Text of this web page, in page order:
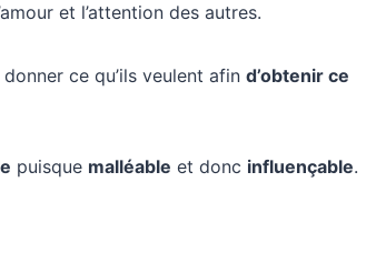
et l’attention des autres.
ce qu’ils veulent afin d’obtenir ce
puisque malléable et donc influençable.